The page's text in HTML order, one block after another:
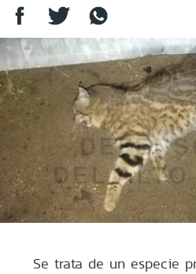
Se trata de un especie